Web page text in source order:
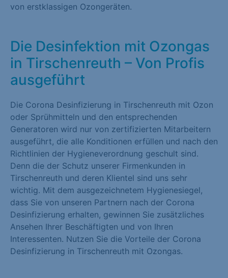
von erstklassigen Ozongeräten.
Die Desinfektion mit Ozongas
in Tirschenreuth – Von Profis
ausgeführt
Die Corona Desinfizierung in Tirschenreuth mit Ozon
oder Sprühmitteln und den entsprechenden
Generatoren wird nur von zertifizierten Mitarbeitern
ausgeführt, die alle Konditionen erfüllen und nach den
Richtlinien der Hygieneverordnung geschult sind.
Denn die der Schutz unserer Firmenkunden in
Tirschenreuth und deren Klientel sind uns sehr
wichtig. Mit dem ausgezeichnetem Hygienesiegel,
dass Sie von unseren Partnern nach der Corona
Desinfizierung erhalten, gewinnen Sie zusätzliches
Ansehen Ihrer Beschäftigten und von Ihren
Interessenten. Nutzen Sie die Vorteile der Corona
Desinfizierung in Tirschenreuth mit Ozongas.